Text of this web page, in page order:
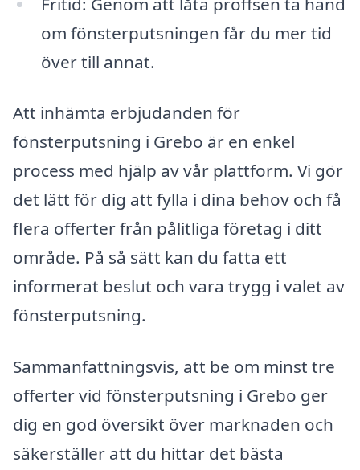
om fönsterputsningen får du mer tid
över till annat.
Att inhämta erbjudanden för
fönsterputsning i Grebo är en enkel
process med hjälp av vår plattform. Vi gör
det lätt för dig att fylla i dina behov och få
flera offerter från pålitliga företag i ditt
område. På så sätt kan du fatta ett
informerat beslut och vara trygg i valet av
fönsterputsning.
Sammanfattningsvis, att be om minst tre
offerter vid fönsterputsning i Grebo ger
dig en god översikt över marknaden och
säkerställer att du hittar det bästa